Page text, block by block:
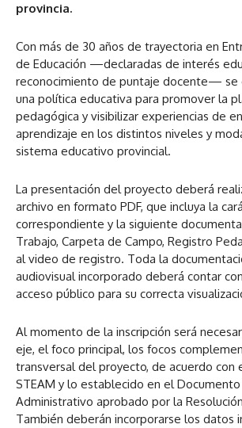
provincia.
Con más de 30 años de trayectoria en
de Educación —declaradas de interés
reconocimiento de puntaje docente— se
una política educativa para promover la
pedagógica y visibilizar experiencias de
aprendizaje en los distintos niveles y
sistema educativo provincial.
La presentación del proyecto deberá
archivo en formato PDF, que incluya la
correspondiente y la siguiente
Trabajo, Carpeta de Campo, Registro
al video de registro. Toda la
audiovisual incorporado deberá contar
acceso público para su correcta
Al momento de la inscripción será
eje, el foco principal, los focos
transversal del proyecto, de acuerdo con
STEAM y lo establecido en el
Administrativo aprobado por la Resolución
También deberán incorporarse los datos